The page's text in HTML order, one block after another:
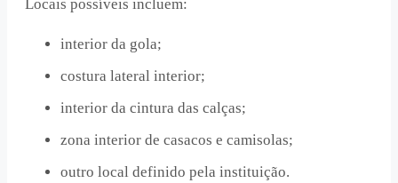
Locais possíveis incluem:
interior da gola;
costura lateral interior;
interior da cintura das calças;
zona interior de casacos e camisolas;
outro local definido pela instituição.